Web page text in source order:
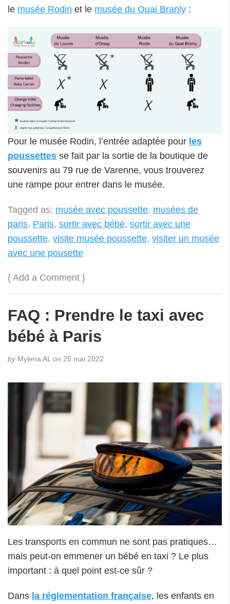
le musée Rodin et le musée du Quai Branly :
Pour le musée Rodin, l’entrée adaptée pour les
poussettes se fait par la sortie de la boutique de
souvenirs au 79 rue de Varenne, vous trouverez
une rampe pour entrer dans le musée.
Tagged as: musée avec poussette, musées de
paris, Paris, sortir avec bébé, sortir avec une
poussette, visite musée poussette, visiter un musée
avec une pousette
{ Add a Comment }
FAQ : Prendre le taxi avec
bébé à Paris
byMylena AL on 25 mai 2022
Les transports en commun ne sont pas pratiques…
mais peut-on emmener un bébé en taxi ? Le plus
important : à quel point est-ce sûr ?
Dans la réglementation française, les enfants en